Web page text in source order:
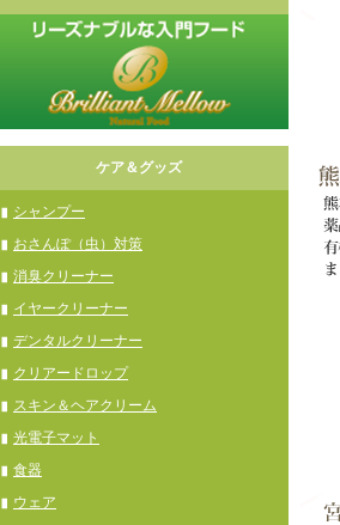
ケア＆グッズ
シャンプー
おさんぽ（虫）対策
消臭クリーナー
イヤークリーナー
デンタルクリーナー
クリアードロップ
スキン＆ヘアクリーム
光電子マット
食器
ウェア